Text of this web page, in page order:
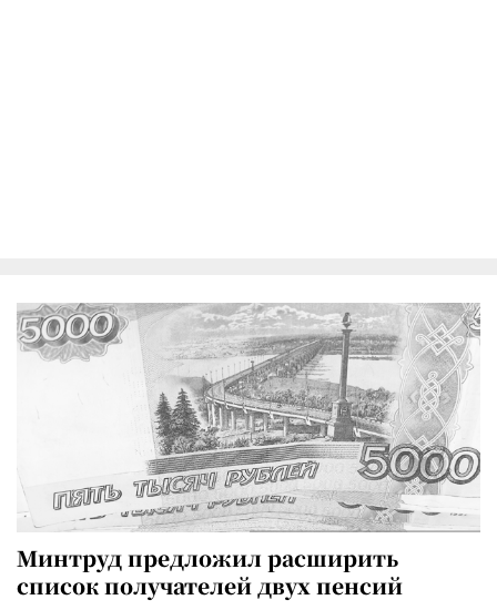
Минтруд предложил расширить
список получателей двух пенсий